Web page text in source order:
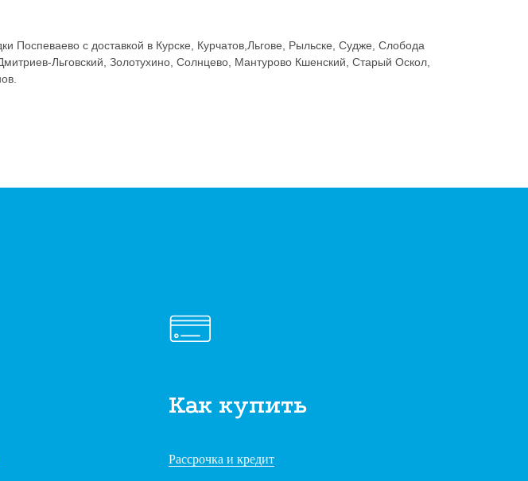
Поспеваево с доставкой в Курске, Курчатов,Льгове, Рыльске, Судже, Слобода
Льговский, Золотухино, Солнцево, Мантурово Кшенский, Старый Оскол,
Как купить
Рассрочка и кредит